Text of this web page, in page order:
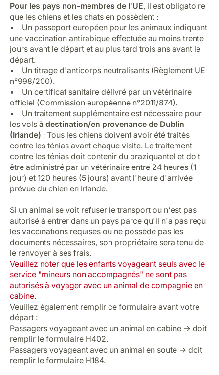
Pour les pays non-membres de l'UE, il est obligatoire
que les chiens et les chats en possèdent :
• Un passeport européen pour les animaux indiquant
une vaccination antirabique effectuée au moins trente
jours avant le départ et au plus tard trois ans avant le
départ.
• Un titrage d'anticorps neutralisants (Règlement UE
n°998/200).
• Un certificat sanitaire délivré par un vétérinaire
officiel (Commission européenne n°2011/874).
• Un traitement supplémentaire est nécessaire pour
les vols à destination/en provenance de Dublin
(Irlande) : Tous les chiens doivent avoir été traités
contre les ténias avant chaque visite. Le traitement
contre les ténias doit contenir du praziquantel et doit
être administré par un vétérinaire entre 24 heures (1
jour) et 120 heures (5 jours) avant l'heure d'arrivée
prévue du chien en Irlande.
Si un animal se voit refuser le transport ou n'est pas
autorisé à entrer dans un pays parce qu'il n'a pas reçu
les vaccinations requises ou ne possède pas les
documents nécessaires, son propriétaire sera tenu de
le renvoyer à ses frais.
Veuillez noter que les enfants voyageant seuls avec le
service "mineurs non accompagnés" ne sont pas
autorisés à voyager avec un animal de compagnie en
cabine.
Veuillez également remplir ce formulaire avant votre
départ :
Passagers voyageant avec un animal en cabine -> doit
remplir le formulaire H402.
Passagers voyageant avec un animal en soute -> doit
remplir le formulaire H184.